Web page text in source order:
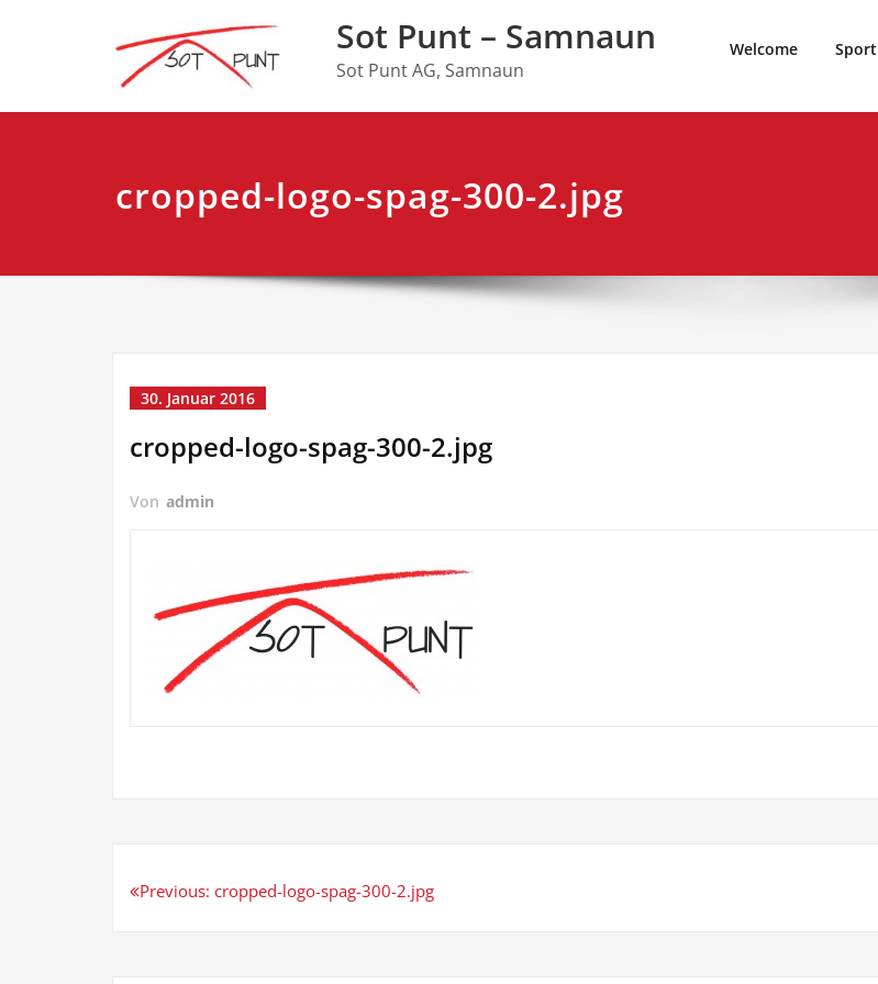
Sot Punt – Samnaun
Sot Punt AG, Samnaun
Welcome Sport
cropped-logo-spag-300-2.jpg
30. Januar 2016
cropped-logo-spag-300-2.jpg
Von admin
Beitrags-
Previous: cropped-logo-spag-300-2.jpg